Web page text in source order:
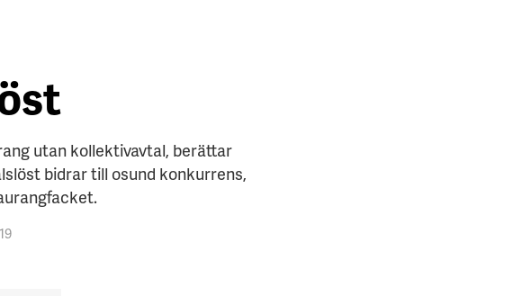
utan kollektivavtal, berättar
bidrar till osund konkurrens,